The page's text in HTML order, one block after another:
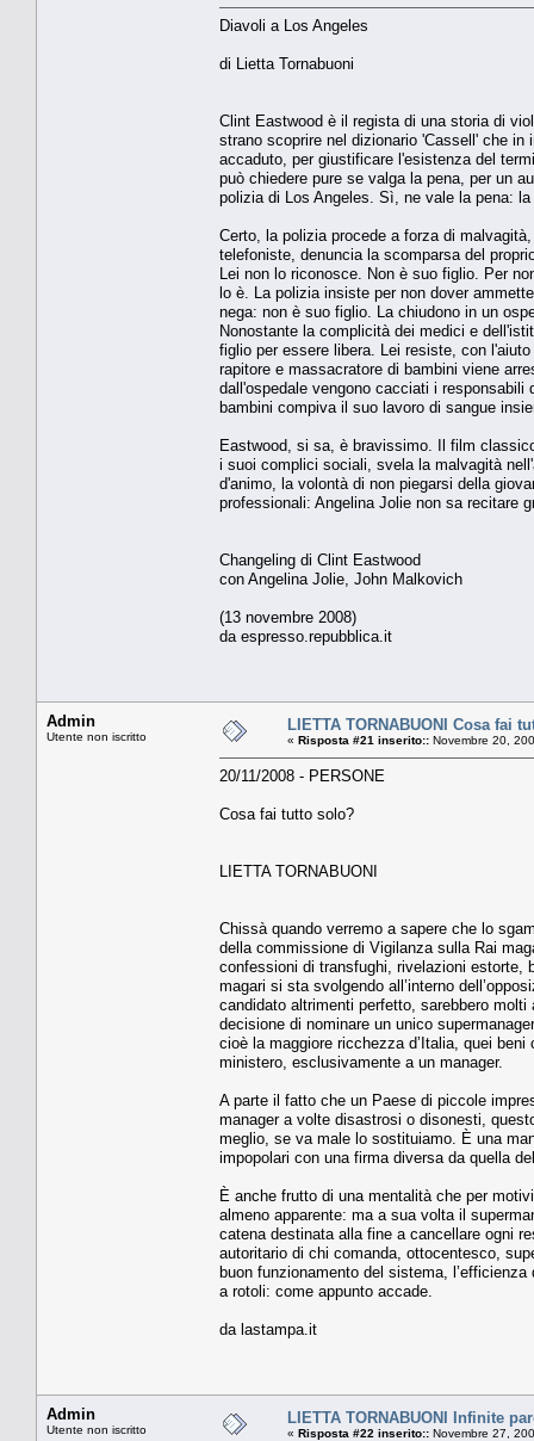
Diavoli a Los Angeles
di Lietta Tornabuoni
Clint Eastwood è il regista di una storia di
strano scoprire nel dizionario 'Cassell' che
accaduto, per giustificare l'esistenza del
può chiedere pure se valga la pena, per un
polizia di Los Angeles. Sì, ne vale la pena:
Certo, la polizia procede a forza di
telefoniste, denuncia la scomparsa del
Lei non lo riconosce. Non è suo figlio. Per
lo è. La polizia insiste per non dover
nega: non è suo figlio. La chiudono in un
Nonostante la complicità dei medici e
figlio per essere libera. Lei resiste, con
rapitore e massacratore di bambini viene
dall'ospedale vengono cacciati i
bambini compiva il suo lavoro di sangue
Eastwood, si sa, è bravissimo. Il film
i suoi complici sociali, svela la malvagità
d'animo, la volontà di non piegarsi della
professionali: Angelina Jolie non sa recitare
Changeling di Clint Eastwood
con Angelina Jolie, John Malkovich
(13 novembre 2008)
da espresso.repubblica.it
Admin
Utente non iscritto
LIETTA TORNABUONI Cosa fai
« Risposta #21 inserito:: Novembre 20,
20/11/2008 - PERSONE
Cosa fai tutto solo?
LIETTA TORNABUONI
Chissà quando verremo a sapere che lo
della commissione di Vigilanza sulla Rai
confessioni di transfughi, rivelazioni estorte,
magari si sta svolgendo all’interno
candidato altrimenti perfetto, sarebbero
decisione di nominare un unico
cioè la maggiore ricchezza d’Italia, quei
ministero, esclusivamente a un manager.
A parte il fatto che un Paese di piccole
manager a volte disastrosi o disonesti,
meglio, se va male lo sostituiamo. È una
impopolari con una firma diversa da quella
È anche frutto di una mentalità che per
almeno apparente: ma a sua volta il
catena destinata alla fine a cancellare ogni
autoritario di chi comanda, ottocentesco,
buon funzionamento del sistema,
a rotoli: come appunto accade.
da lastampa.it
Admin
Utente non iscritto
LIETTA TORNABUONI Infinite
« Risposta #22 inserito:: Novembre 27,